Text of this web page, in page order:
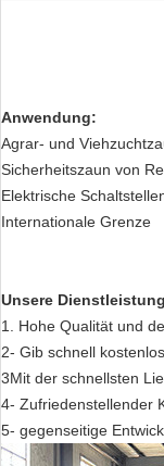
Anwendung:
Agrar- und
Sicherheitszaun von
Elektrische
Internationale Grenze
Unsere
1. Hohe Qualität und
2- Gib schnell
3Mit der schnellsten
4- Zufriedenstellender
5- gegenseitige